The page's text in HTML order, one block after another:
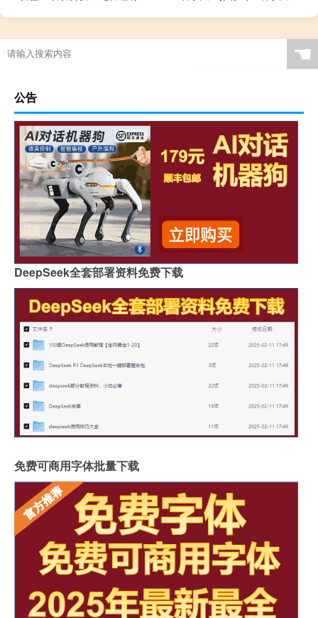
☚
公告
DeepSeek全套部署资料免费下载
免费可商用字体批量下载